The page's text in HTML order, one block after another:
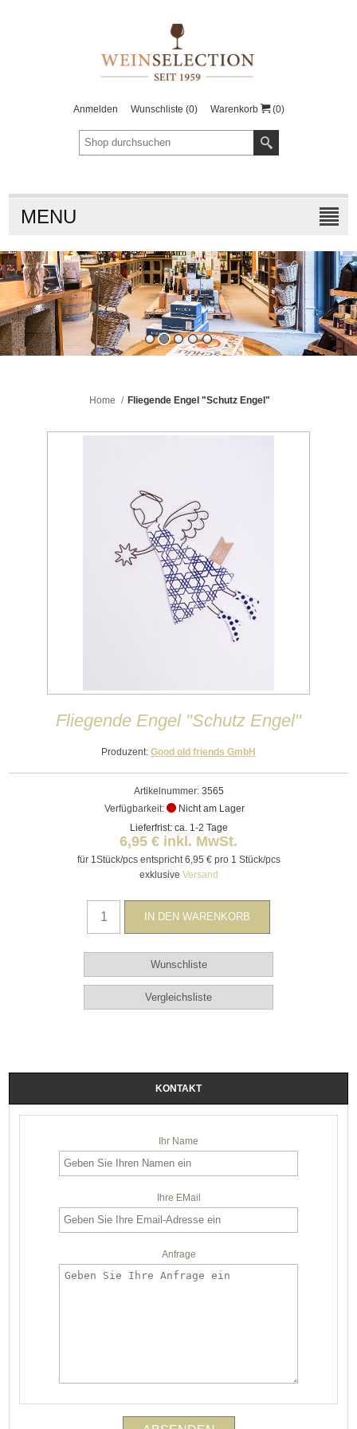
Anmelden Wunschliste (0) Warenkorb (0)
MENU
Home / Fliegende Engel "Schutz Engel"
Fliegende Engel "Schutz Engel"
Produzent: Good old friends GmbH
Artikelnummer: 3565
Verfügbarkeit:
Nicht am Lager
Lieferfrist: ca. 1-2 Tage
6,95 € inkl. MwSt.
für 1Stück/pcs entspricht 6,95 € pro 1 Stück/pcs
exklusive Versand
KONTAKT
Ihr Name
Ihre EMail
Anfrage